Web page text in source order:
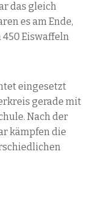
das gleich
es am Ende,
Eiswaffeln
eingesetzt
gerade mit
Nach der
kämpfen die